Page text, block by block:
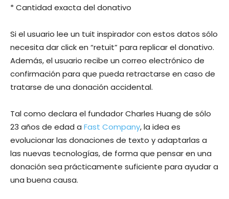
* Cantidad exacta del donativo
Si el usuario lee un tuit inspirador con estos datos sólo
necesita dar click en “retuit” para replicar el donativo.
Además, el usuario recibe un correo electrónico de
confirmación para que pueda retractarse en caso de
tratarse de una donación accidental.
Tal como declara el fundador Charles Huang de sólo
23 años de edad a Fast Company, la idea es
evolucionar las donaciones de texto y adaptarlas a
las nuevas tecnologías, de forma que pensar en una
donación sea prácticamente suficiente para ayudar a
una buena causa.